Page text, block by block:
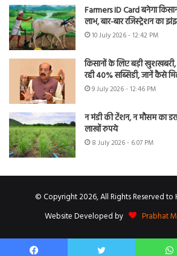
Farmers ID Card बनेगा
लाभ, बार-बार रजिस्ट्रेशन का
10 July 2026 - 12:42 PM
किसानों के लिए बड़ी
रही 40% सब्सिडी, जानें कैसे
9 July 2026 - 12:46 PM
न मंडी की टेंशन, न मौसम का
लाखों रुपये
8 July 2026 - 6:07 PM
© Copyright 2026, All Rights Reserved to
Website Developed by
Prabhat